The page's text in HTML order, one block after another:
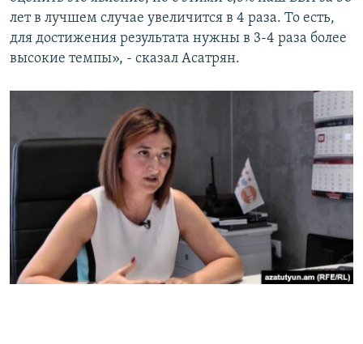
лет в лучшем случае увеличится в 4 раза. То есть,
для достижения результата нужны в 3-4 раза более
высокие темпы», - сказал Асатрян.